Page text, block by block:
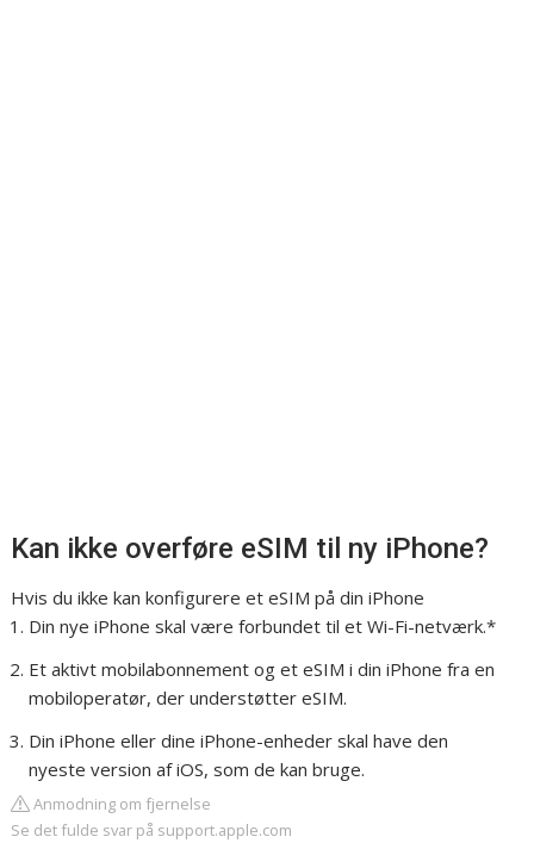
Kan ikke overføre eSIM til ny iPhone?
Hvis du ikke kan konfigurere et eSIM på din iPhone
Din nye iPhone skal være forbundet til et Wi-Fi-netværk.*
Et aktivt mobilabonnement og et eSIM i din iPhone fra en
mobiloperatør, der understøtter eSIM.
Din iPhone eller dine iPhone-enheder skal have den
nyeste version af iOS, som de kan bruge.
Anmodning om fjernelse
Se det fulde svar på support.apple.com